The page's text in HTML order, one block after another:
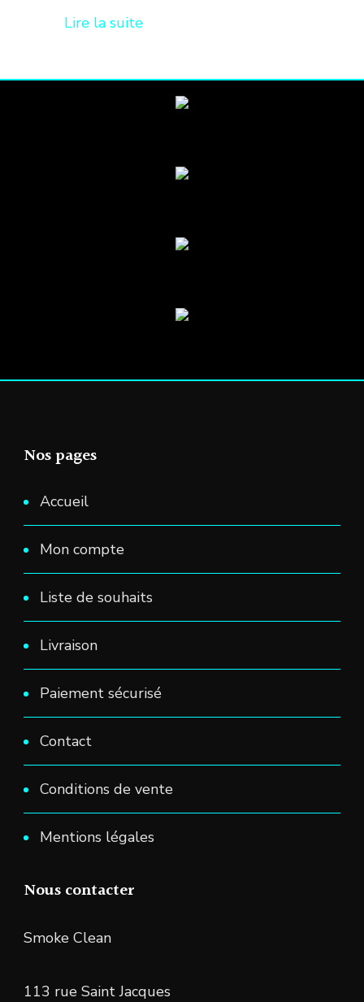
Lire la suite
Nos pages
Accueil
Mon compte
Liste de souhaits
Livraison
Paiement sécurisé
Contact
Conditions de vente
Mentions légales
Nous contacter
Smoke Clean
113 rue Saint Jacques